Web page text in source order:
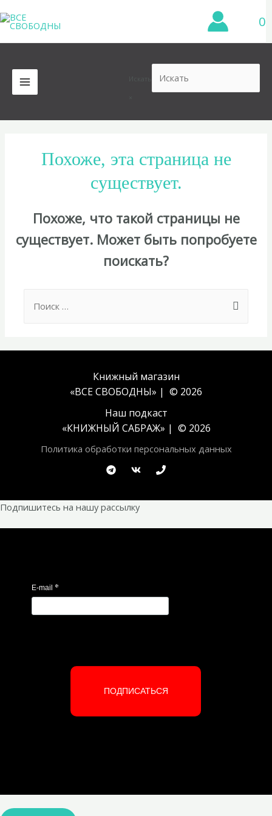
к
содержимому
0
MAIN
MENU
Похоже, эта страница не
существует.
Похоже, что такой страницы не
существует. Может быть попробуете
поискать?
for:
Книжный магазин
«ВСЕ СВОБОДНЫ» | © 2026
Наш подкаст
«КНИЖНЫЙ САБРАЖ» | © 2026
Политика обработки персональных данных
Подпишитесь на нашу рассылку
E-mail *
ПОДПИСАТЬСЯ